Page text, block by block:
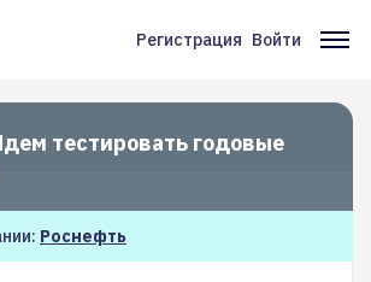
Меню
учётной
записи
Регистрация Войти
тестировать годовые
Роснефть